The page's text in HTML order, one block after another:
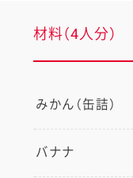
材料（4人分）
みかん（缶詰）
バナナ